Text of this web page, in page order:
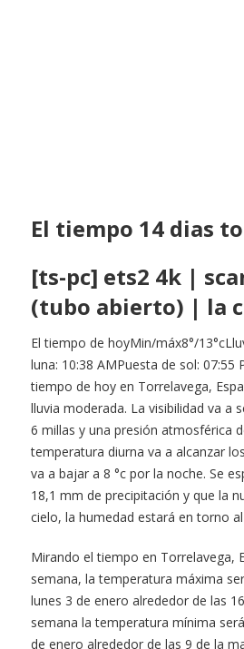
El tiempo 14 dias
[ts-pc] ets2 4k |
(tubo abierto) | la
El tiempo de hoyMin/máx8°/
luna: 10:38 AMPuesta de sol: 07:55
tiempo de hoy en Torrelavega,
lluvia moderada. La visibilidad va a
6 millas y una presión atmosférica
temperatura diurna va a alcanzar
va a bajar a 8 °c por la noche. Se
18,1 mm de precipitación y que la
cielo, la humedad estará en torno al
Mirando el tiempo en Torrelavega,
semana, la temperatura máxima
lunes 3 de enero alrededor de las
semana la temperatura mínima
de enero alrededor de las 9 de la